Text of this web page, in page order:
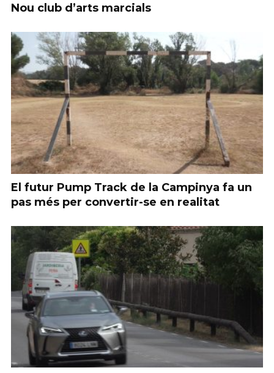
Nou club d’arts marcials
El futur Pump Track de la Campinya fa un
pas més per convertir-se en realitat